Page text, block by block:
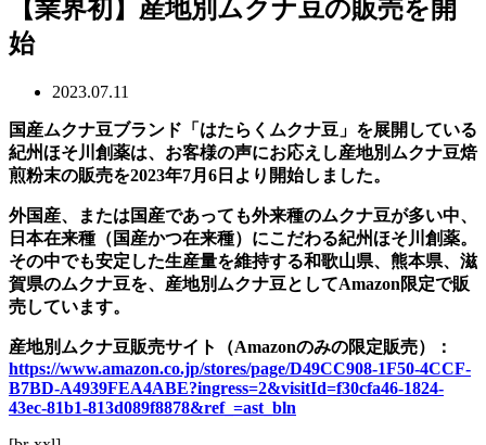
【業界初】産地別ムクナ豆の販売を開
始
2023.07.11
国産ムクナ豆ブランド「はたらくムクナ豆」を展開している
紀州ほそ川創薬は、お客様の声にお応えし産地別ムクナ豆焙
煎粉末の販売を2023年7月6日より開始しました。
外国産、または国産であっても外来種のムクナ豆が多い中、
日本在来種（国産かつ在来種）にこだわる紀州ほそ川創薬。
その中でも安定した生産量を維持する和歌山県、熊本県、滋
賀県のムクナ豆を、産地別ムクナ豆としてAmazon限定で販
売しています。
産地別ムクナ豆販売サイト（Amazonのみの限定販売）：
https://www.amazon.co.jp/stores/page/D49CC908-1F50-4CCF-
B7BD-A4939FEA4ABE?ingress=2&visitId=f30cfa46-1824-
43ec-81b1-813d089f8878&ref_=ast_bln